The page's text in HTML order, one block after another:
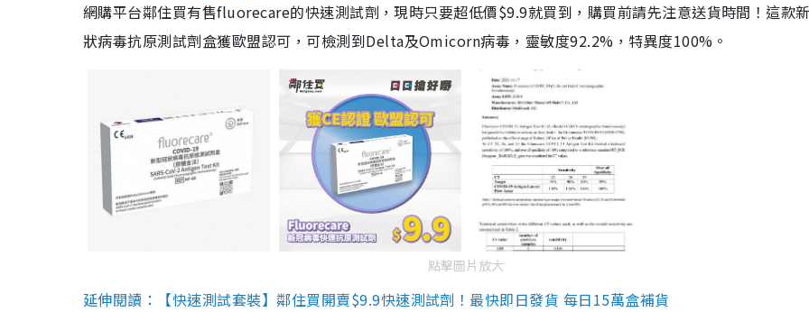
網購平台鄰住買有售fluorecare的快速測試劑，現時只要超低價$9.9就買到，購買前請先注意送貨時間！這款
狀病毒抗原測試劑盒獲歐盟認可，可檢測到Delta及Omicorn病毒，靈敏度92.2%，特異度100%。
點擊圖片放大
延伸閱讀：【快速測試套裝】鄰住買開賣$9.9快速測試劑！最快即日發貨 每日15萬盒補貨